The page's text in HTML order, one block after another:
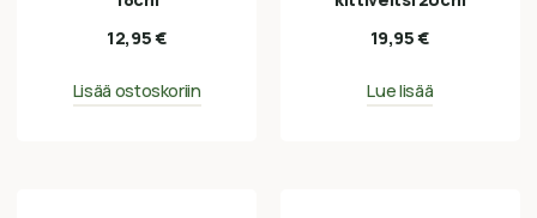
12,95€
Lisää ostoskoriin
19,95€
Lue lisää